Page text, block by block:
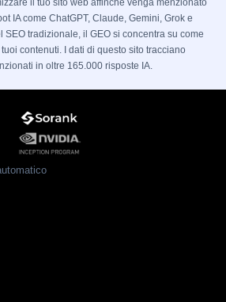
il tuo sito web affinché venga menzionato
IA come ChatGPT, Claude, Gemini, Grok e
SEO tradizionale, il GEO si concentra su come
contenuti. I dati di questo sito tracciano
in oltre 165.000 risposte IA.